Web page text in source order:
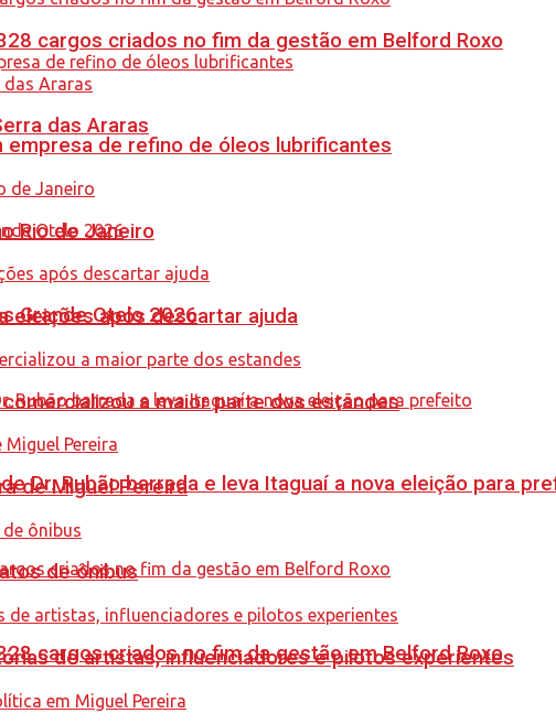
empresa de refino de óleos lubrificantes
Grande Otelo 2026
Dr. Rubão barrada e leva Itaguaí a nova eleição para
cargos criados no fim da gestão em Belford Roxo
cargos criados no fim da gestão em Belford Roxo
das Araras
Rio de Janeiro
eleições após descartar ajuda
a maior parte dos estandes
de Miguel Pereira
de ônibus
de artistas, influenciadores e pilotos experientes